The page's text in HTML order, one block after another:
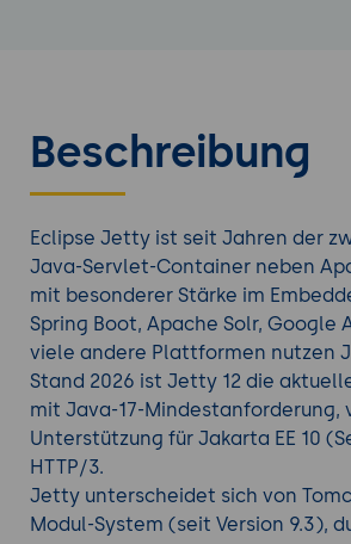
Beschreibung
Eclipse Jetty ist seit Jahren der
Java-Servlet-Container neben
mit besonderer Stärke im
Spring Boot, Apache Solr, Google
viele andere Plattformen nutzen
Stand 2026 ist Jetty 12 die
mit Java-17-Mindestanforderung,
Unterstützung für Jakarta EE 10
HTTP/3.
Jetty unterscheidet sich von
Modul-System (seit Version 9.3),